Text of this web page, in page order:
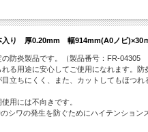
り 厚0.20mm 幅914mm(A0ノビ)×30
の防炎製品です。（製品番号：FR-04305
れる用途に安心してご使用になれます。
目立ちにくく、また、カットしてもほつ
用には不向きです。
ワの発生を防ぐためにハイテンション